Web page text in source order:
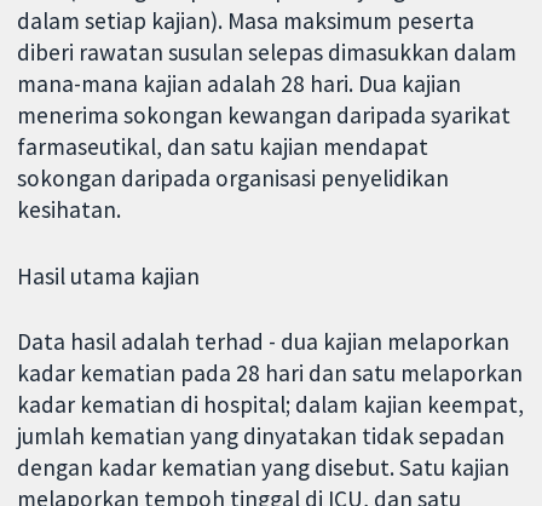
dalam setiap kajian). Masa maksimum peserta
diberi rawatan susulan selepas dimasukkan dalam
mana-mana kajian adalah 28 hari. Dua kajian
menerima sokongan kewangan daripada syarikat
farmaseutikal, dan satu kajian mendapat
sokongan daripada organisasi penyelidikan
kesihatan.
Hasil utama kajian
Data hasil adalah terhad - dua kajian melaporkan
kadar kematian pada 28 hari dan satu melaporkan
kadar kematian di hospital; dalam kajian keempat,
jumlah kematian yang dinyatakan tidak sepadan
dengan kadar kematian yang disebut. Satu kajian
melaporkan tempoh tinggal di ICU, dan satu